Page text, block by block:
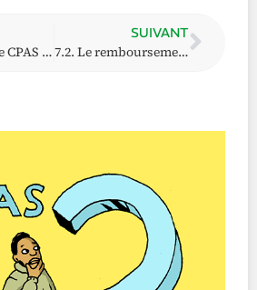
7. Est-ce que le CPAS peut récupérer l’argent qu’il m’a versé ?
SUIVANT
7.2. Le remboursement du revenu d’intégration (RI)